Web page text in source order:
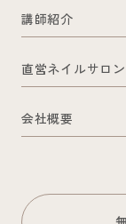
講師紹介
直営ネイルサロン
会社概要